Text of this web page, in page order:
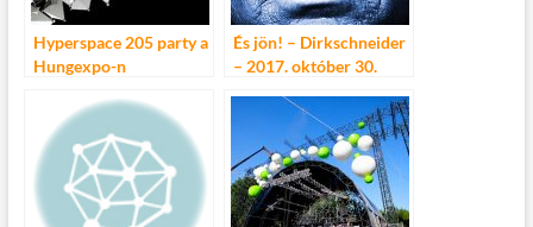
Hyperspace 205 party a
Hungexpo-n
És jön! – Dirkschneider
– 2017. október 30.